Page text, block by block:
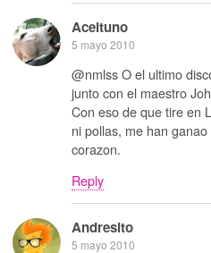
Aceituno
5 mayo 2010
@nmlss O el ultimo
junto con el maestro
Con eso de que tire en
ni pollas, me han
corazon.
Reply
Andresito
5 mayo 2010